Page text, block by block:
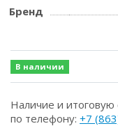
Бренд
В наличии
Наличие и
по телефону: +7